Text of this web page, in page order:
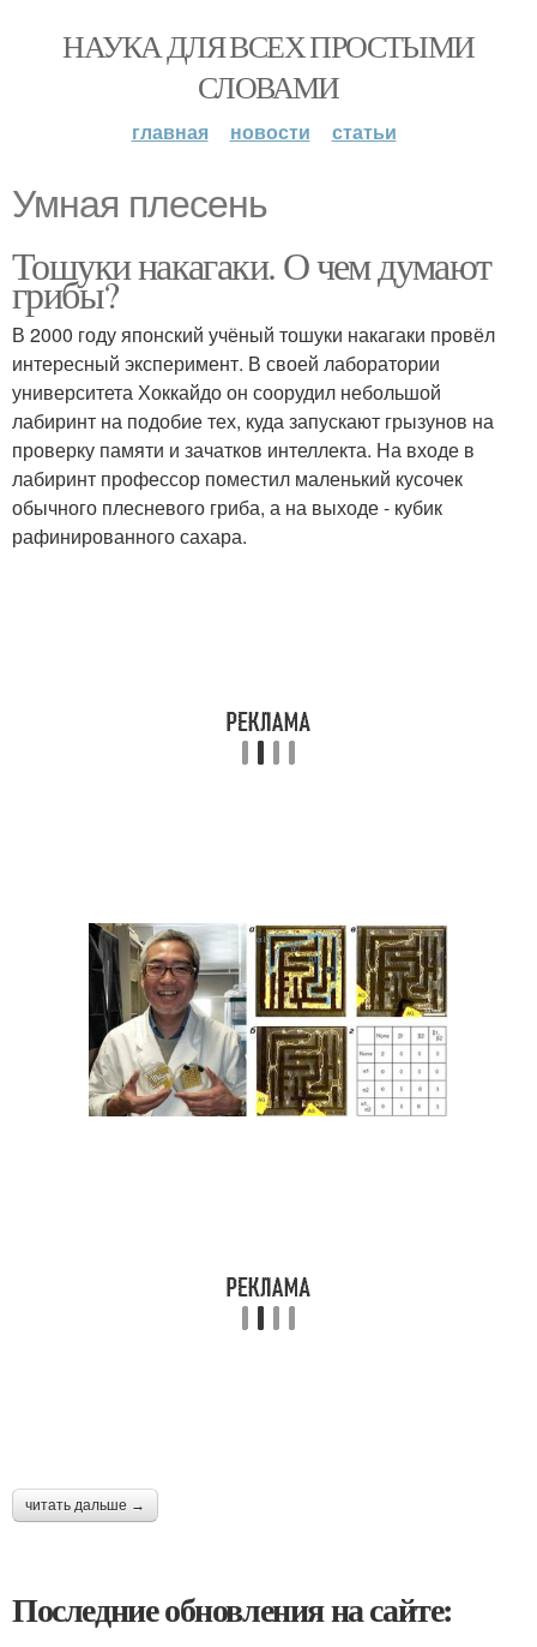
НАУКА ДЛЯ ВСЕХ ПРОСТЫМИ
СЛОВАМИ
главная новости статьи
Умная плесень
Тошуки накагаки. О чем думают
грибы?
В 2000 году японский учёный тошуки накагаки провёл
интересный эксперимент. В своей лаборатории
университета Хоккайдо он соорудил небольшой
лабиринт на подобие тех, куда запускают грызунов на
проверку памяти и зачатков интеллекта. На входе в
лабиринт профессор поместил маленький кусочек
обычного плесневого гриба, а на выходе - кубик
рафинированного сахара.
читать дальше →
Последние обновления на сайте: